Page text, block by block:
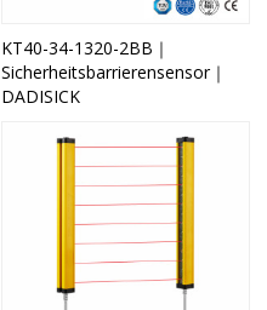
KT40-34-1320-2BB｜
Sicherheitsbarrierensensor｜
DADISICK